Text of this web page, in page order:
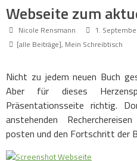
Webseite zum
Nicole Rensmann
1.
[alle Beiträge], Mein Schreibtisch
Nicht zu jedem neuen Buch
Aber für dieses
Präsentationsseite richtig.
anstehenden
posten und den Fortschritt der